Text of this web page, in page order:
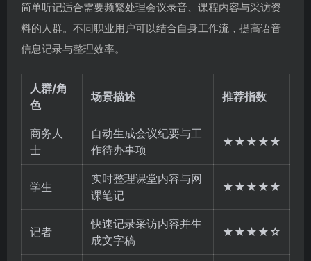
简单听记适合需要频繁处理会议录音、课程内容与采访资
料的人群。不同职业用户可以结合自身工作流，提高语音
信息记录与整理效率。
人群/角
色
场景描述 推荐指数
商务人
士
自动生成会议纪要与工
作待办事项
★★★★★
学生
实时整理课堂内容与网
课笔记
★★★★★
记者
快速记录采访内容并生
成文字稿
★★★★☆